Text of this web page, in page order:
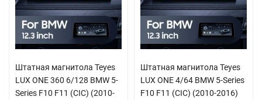
Штатная магнитола Teyes
LUX ONE 360 6/128 BMW 5-
Series F10 F11 (CIC) (2010-
Штатная магнитола Teyes
LUX ONE 4/64 BMW 5-Series
F10 F11 (CIC) (2010-2016)